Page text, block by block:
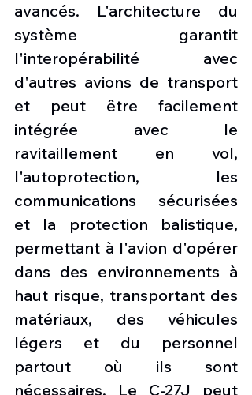
avancés. L'architecture du
système garantit
l'interopérabilité avec
d'autres avions de transport
et peut être facilement
intégrée avec le
ravitaillement en vol,
l'autoprotection, les
communications sécurisées
et la protection balistique,
permettant à l'avion d'opérer
dans des environnements à
haut risque, transportant des
matériaux, des véhicules
légers et du personnel
partout où ils sont
nécessaires. Le C-27J peut